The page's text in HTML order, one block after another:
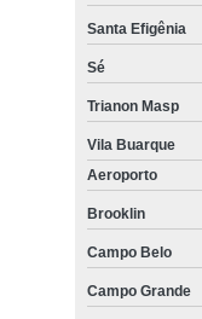
Santa Efigênia
Sé
Trianon Masp
Vila Buarque
Aeroporto
Brooklin
Campo Belo
Campo Grande